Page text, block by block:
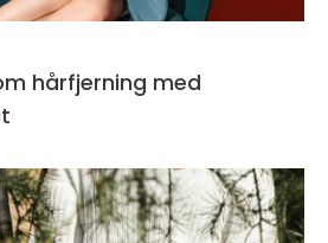
hårfjerning med